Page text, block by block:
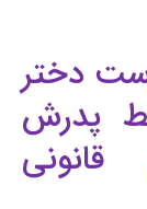
دختر
پدرش